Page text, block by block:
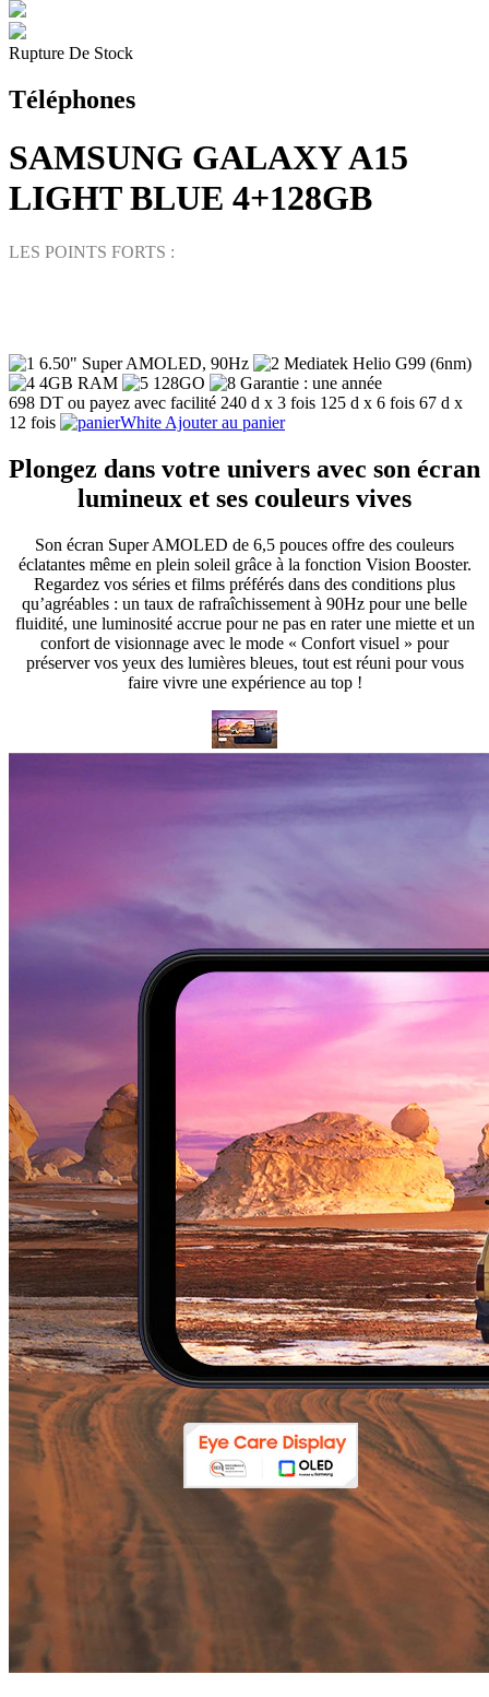
Rupture De Stock
Téléphones
SAMSUNG GALAXY A15
LIGHT BLUE 4+128GB
LES POINTS FORTS :
6.50" Super AMOLED, 90Hz
Mediatek Helio G99 (6nm)
4GB RAM
128GO
Garantie : une année
698 DT ou payez avec facilité 240 d x 3 fois 125 d x 6 fois 67 d x
12 fois
Ajouter au panier
Plongez dans votre univers avec son écran
lumineux et ses couleurs vives
Son écran Super AMOLED de 6,5 pouces offre des couleurs
éclatantes même en plein soleil grâce à la fonction Vision Booster.
Regardez vos séries et films préférés dans des conditions plus
qu’agréables : un taux de rafraîchissement à 90Hz pour une belle
fluidité, une luminosité accrue pour ne pas en rater une miette et un
confort de visionnage avec le mode « Confort visuel » pour
préserver vos yeux des lumières bleues, tout est réuni pour vous
faire vivre une expérience au top !